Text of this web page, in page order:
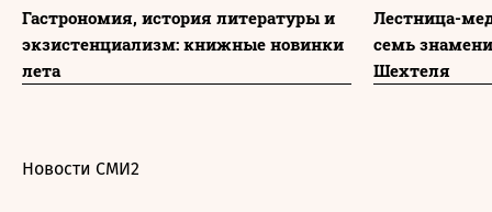
Гастрономия, история литературы и
экзистенциализм: книжные новинки
лета
Лестница-
семь
Шехтеля
Новости СМИ2